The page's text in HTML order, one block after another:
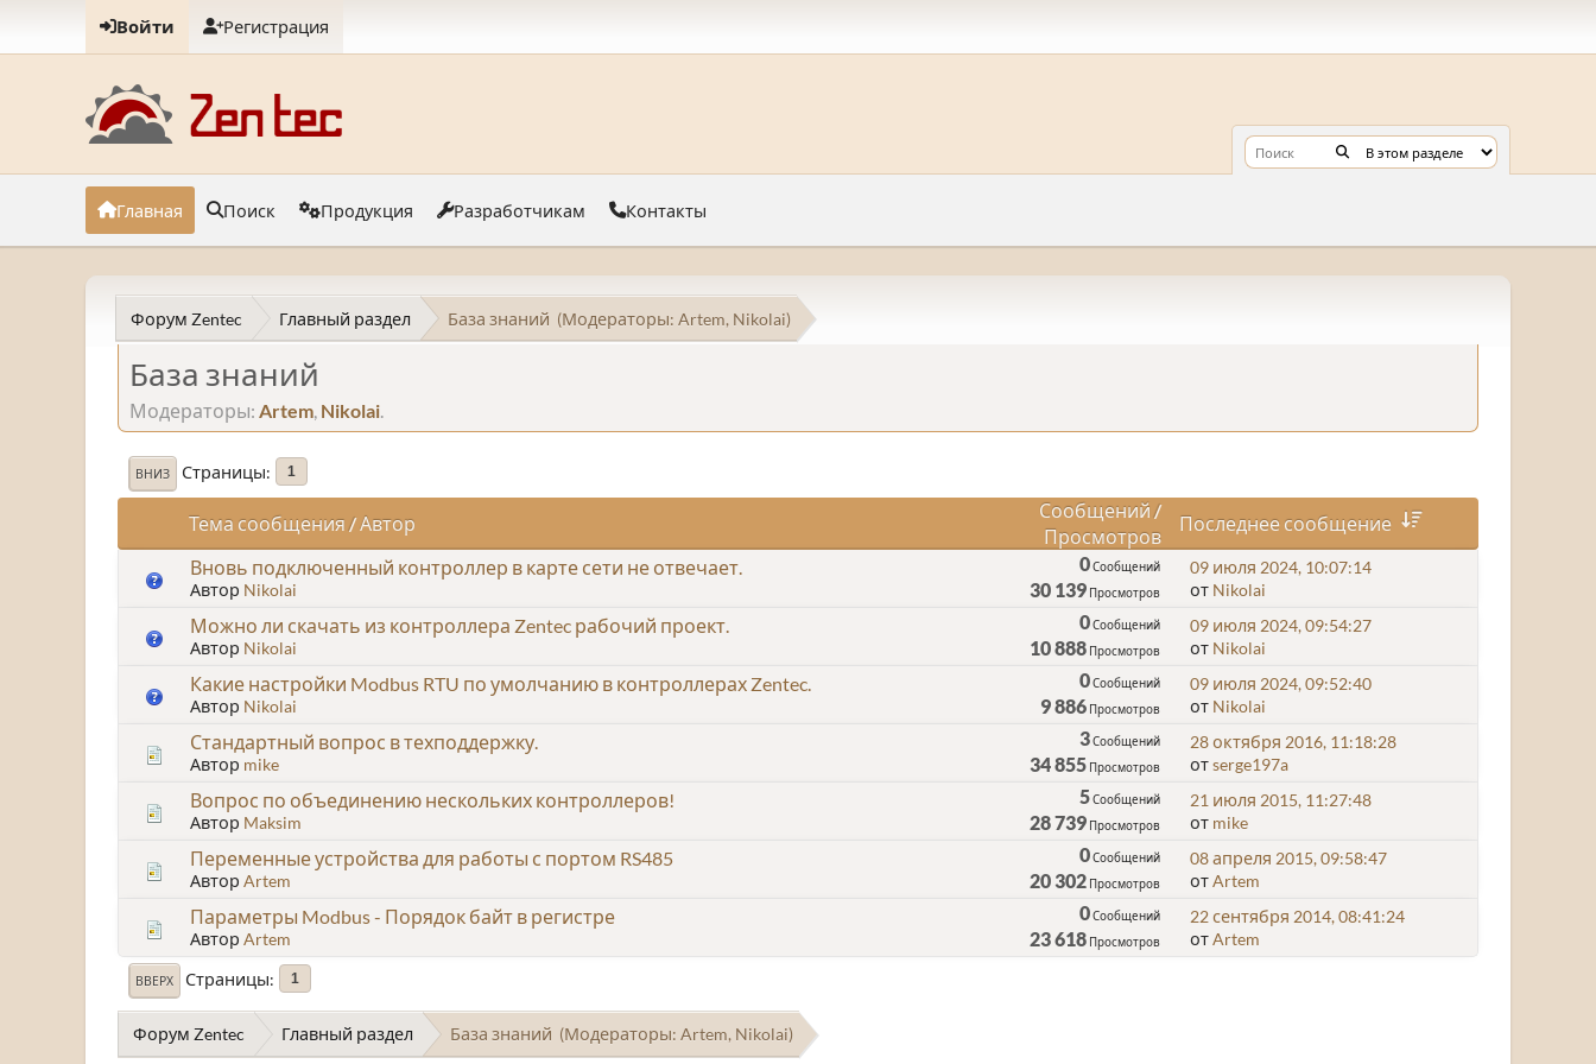
Войти Регистрация
Главная Поиск Продукция Разработчикам Контакты
Форум Zentec Главный раздел База знаний (Модераторы: Artem, Nikolai)
База знаний
Модераторы: Artem Nikolai
ВНИЗ Страницы 1
Тема сообщения / Автор
Сообщений /
Просмотров
Последнее сообщение
Вновь подключенный контроллер в карте сети не отвечает.
Автор Nikolai
0Сообщений
30 139 Просмотров
09 июля 2024, 10:07:14
от Nikolai
Можно ли скачать из контроллера Zentec рабочий проект.
Автор Nikolai
0Сообщений
10 888 Просмотров
09 июля 2024, 09:54:27
от Nikolai
Какие настройки Modbus RTU по умолчанию в контроллерах Zentec.
Автор Nikolai
0Сообщений
9 886 Просмотров
09 июля 2024, 09:52:40
от Nikolai
Стандартный вопрос в техподдержку.
Автор mike
3Сообщений
34 855 Просмотров
28 октября 2016, 11:18:28
отserge197a
Вопрос по объединению нескольких контроллеров!
Автор Maksim
5Сообщений
28 739 Просмотров
21 июля 2015, 11:27:48
от mike
Переменные устройства для работы с портом RS485
Автор Artem
0Сообщений
20 302 Просмотров
08 апреля 2015, 09:58:47
отArtem
Параметры Modbus - Порядок байт в регистре
Автор Artem
0Сообщений
23 618 Просмотров
22 сентября 2014, 08:41:24
отArtem
ВВЕРХ Страницы 1
Форум Zentec Главный раздел База знаний (Модераторы: Artem, Nikolai)